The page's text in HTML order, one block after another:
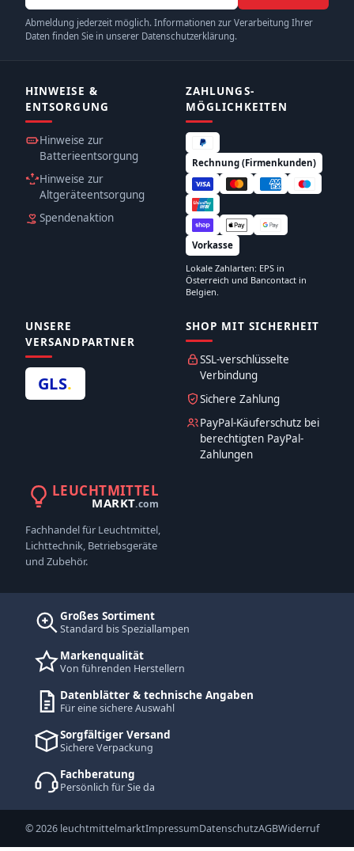
Abmeldung jederzeit möglich. Informationen zur Verarbeitung Ihrer
Daten finden Sie in unserer Datenschutzerklärung.
HINWEISE &
ENTSORGUNG
Hinweise zur
Batterieentsorgung
Hinweise zur
Altgeräteentsorgung
Spendenaktion
ZAHLUNGS­
MÖGLICHKEITEN
Rechnung (Firmenkunden)
Vorkasse
Lokale Zahlarten: EPS in
Österreich und Bancontact in
Belgien.
UNSERE
VERSANDPARTNER
GLS.
SHOP MIT SICHERHEIT
SSL-verschlüsselte
Verbindung
Sichere Zahlung
PayPal-Käuferschutz bei
berechtigten PayPal-
Zahlungen
LEUCHTMITTEL
MARKT.com
Fachhandel für Leuchtmittel,
Lichttechnik, Betriebsgeräte
und Zubehör.
Großes Sortiment
Standard bis Speziallampen
Markenqualität
Von führenden Herstellern
Datenblätter & technische Angaben
Für eine sichere Auswahl
Sorgfältiger Versand
Sichere Verpackung
Fachberatung
Persönlich für Sie da
© 2026 leuchtmittelmarktImpressumDatenschutzAGBWiderruf